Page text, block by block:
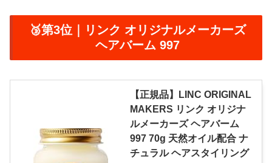
🥉第3位｜リンク オリジナルメーカーズ
ヘアバーム 997
【正規品】LINC ORIGINAL
MAKERS リンク オリジナ
ルメーカーズ ヘアバーム
997 70g 天然オイル配合 ナ
チュラル ヘアスタイリング